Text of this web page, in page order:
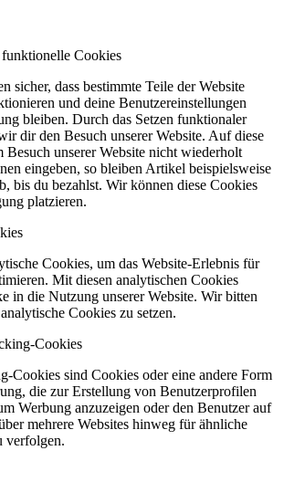
Cookies
sicher, dass bestimmte Teile der Website
und deine Benutzereinstellungen
bleiben. Durch das Setzen funktionaler
dir den Besuch unserer Website. Auf diese
Besuch unserer Website nicht wiederholt
eingeben, so bleiben Artikel beispielsweise
bis du bezahlst. Wir können diese Cookies
platzieren.
Cookies, um das Website-Erlebnis für
Mit diesen analytischen Cookies
in die Nutzung unserer Website. Wir bitten
Cookies zu setzen.
Cookies
Cookies sind Cookies oder eine andere Form
die zur Erstellung von Benutzerprofilen
Werbung anzuzeigen oder den Benutzer auf
mehrere Websites hinweg für ähnliche
verfolgen.